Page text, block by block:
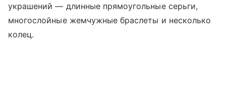
украшений — длинные прямоугольные серьги,
многослойные жемчужные браслеты и несколько
колец.